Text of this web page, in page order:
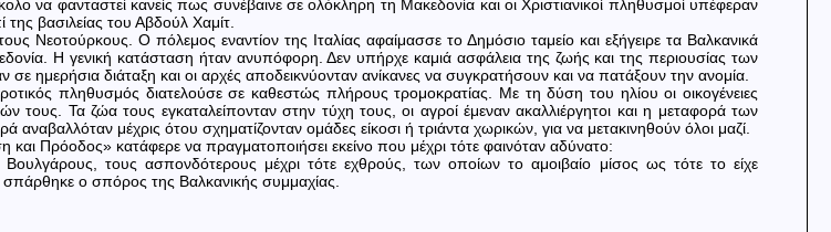
να φανταστεί κανείς πως συνέβαινε σε ολόκληρη τη Μακεδονία και οι Χριστιανικοί πληθυσμοί υπέφεραν
βασιλείας του Αβδούλ Χαμίτ.
Νεοτούρκους. Ο πόλεμος εναντίον της Ιταλίας αφαίμασσε το Δημόσιο ταμείο και εξήγειρε τα Βαλκανικά
Η γενική κατάσταση ήταν ανυπόφορη. Δεν υπήρχε καμιά ασφάλεια της ζωής και της περιουσίας των
σε ημερήσια διάταξη και οι αρχές αποδεικνύονταν ανίκανες να συγκρατήσουν και να πατάξουν την ανομία.
πληθυσμός διατελούσε σε καθεστώς πλήρους τρομοκρατίας. Με τη δύση του ηλίου οι οικογένειες
τους. Τα ζώα τους εγκαταλείπονταν στην τύχη τους, οι αγροί έμεναν ακαλλιέργητοι και η μεταφορά των
αναβαλλόταν μέχρις ότου σχηματίζονταν ομάδες είκοσι ή τριάντα χωρικών, για να μετακινηθούν όλοι μαζί.
και Πρόοδος» κατάφερε να πραγματοποιήσει εκείνο που μέχρι τότε φαινόταν αδύνατο:
τους ασπονδότερους μέχρι τότε εχθρούς, των οποίων το αμοιβαίο μίσος ως τότε το είχε
σπάρθηκε ο σπόρος της Βαλκανικής συμμαχίας.